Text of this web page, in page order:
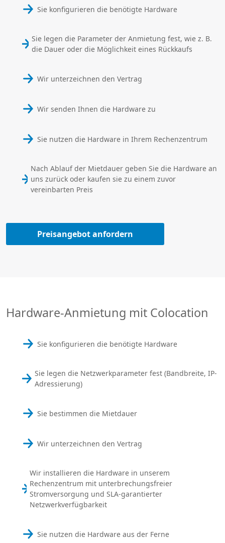
Sie konfigurieren die benötigte Hardware
Sie legen die Parameter der Anmietung fest, wie z. B.
die Dauer oder die Möglichkeit eines Rückkaufs
Wir unterzeichnen den Vertrag
Wir senden Ihnen die Hardware zu
Sie nutzen die Hardware in Ihrem Rechenzentrum
Nach Ablauf der Mietdauer geben Sie die Hardware an
uns zurück oder kaufen sie zu einem zuvor
vereinbarten Preis
Preisangebot anfordern
Hardware-Anmietung mit Colocation
Sie konfigurieren die benötigte Hardware
Sie legen die Netzwerkparameter fest (Bandbreite, IP-
Adressierung)
Sie bestimmen die Mietdauer
Wir unterzeichnen den Vertrag
Wir installieren die Hardware in unserem
Rechenzentrum mit unterbrechungsfreier
Stromversorgung und SLA-garantierter
Netzwerkverfügbarkeit
Sie nutzen die Hardware aus der Ferne